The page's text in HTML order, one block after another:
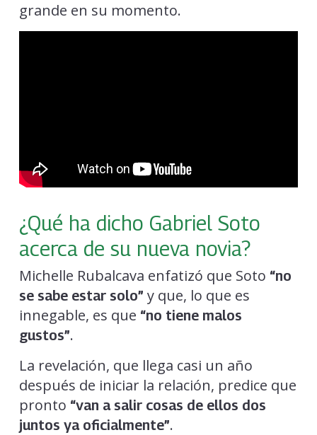
grande en su momento.
¿Qué ha dicho Gabriel Soto
acerca de su nueva novia?
Michelle Rubalcava enfatizó que Soto “no
se sabe estar solo” y que, lo que es
innegable, es que “no tiene malos
gustos”.
La revelación, que llega casi un año
después de iniciar la relación, predice que
pronto “van a salir cosas de ellos dos
juntos ya oficialmente”.